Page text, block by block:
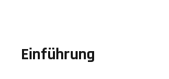
Einführung